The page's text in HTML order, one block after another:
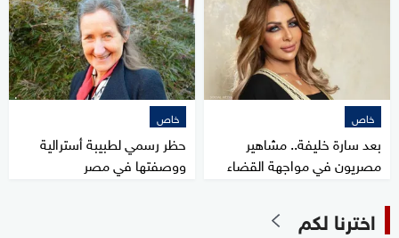
خاص
بعد سارة خليفة.. مشاهير
مصريون في مواجهة القضاء
خاص
حظر رسمي لطبيبة أسترالية
ووصفتها في مصر
اخترنا لكم